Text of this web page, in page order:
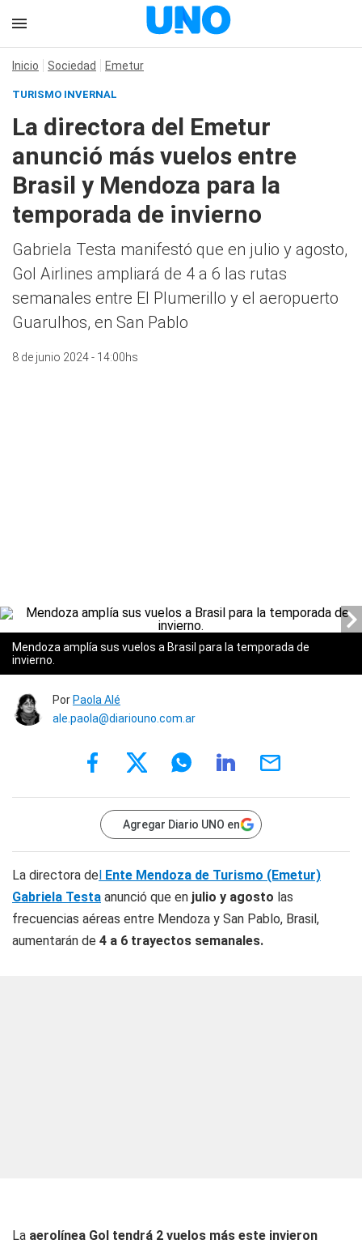
Inicio Sociedad Emetur
TURISMO INVERNAL
La directora del Emetur
anunció más vuelos entre
Brasil y Mendoza para la
temporada de invierno
Gabriela Testa manifestó que en julio y agosto,
Gol Airlines ampliará de 4 a 6 las rutas
semanales entre El Plumerillo y el aeropuerto
Guarulhos, en San Pablo
8 de junio 2024 - 14:00hs
Mendoza amplía sus vuelos a Brasil para la temporada de
invierno.
Por Paola Alé
ale.paola@diariouno.com.ar
Agregar Diario UNO en
La directora del Ente Mendoza de Turismo (Emetur)
Gabriela Testa anunció que en julio y agosto las
frecuencias aéreas entre Mendoza y San Pablo, Brasil,
aumentarán de 4 a 6 trayectos semanales.
La aerolínea Gol tendrá 2 vuelos más este invieron